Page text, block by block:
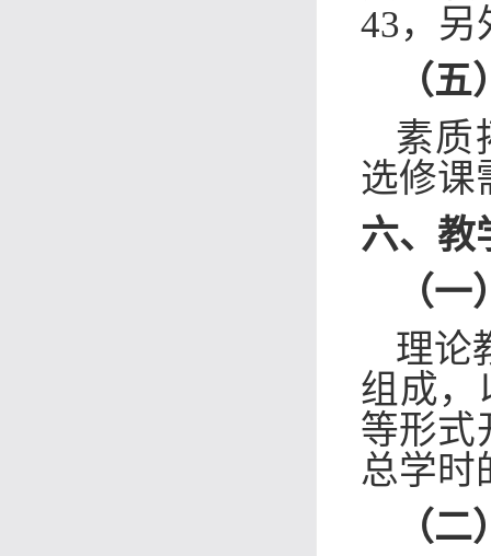
43， 另
（
素质
选修课
六、教
（
理论
组成，
等形式
总学时
（